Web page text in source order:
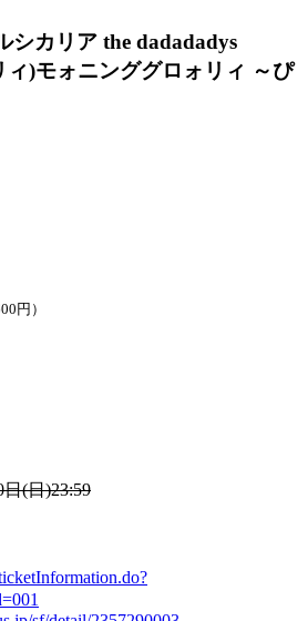
シカリア the dadadadys
)モォニンググロォリィ ～ぴ
円）
(日)23:59